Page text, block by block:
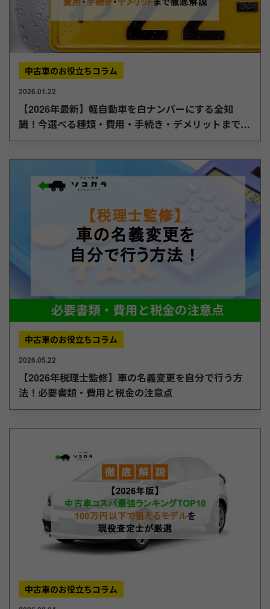
中古車のお役立ちコラム
2026.01.22
【2026年最新】軽自動車を白ナンバーにする全知
識！今選べる種類・費用・手続き・デメリットまで徹
底解説
中古車のお役立ちコラム
2026.05.22
【2026年税理士監修】車の名義変更を自分で行う方
法！必要書類・費用と税金の注意点
中古車のお役立ちコラム